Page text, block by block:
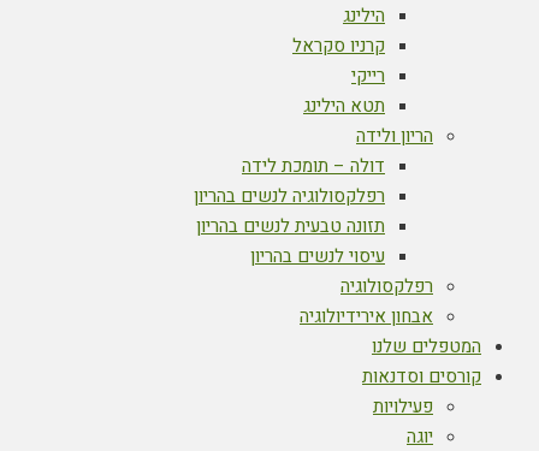
הילינג
קרניו סקראל
רייקי
תטא הילינג
הריון ולידה
דולה – תומכת לידה
רפלקסולוגיה לנשים בהריון
תזונה טבעית לנשים בהריון
עיסוי לנשים בהריון
רפלקסולוגיה
אבחון אירידיולוגיה
המטפלים שלנו
קורסים וסדנאות
פעילויות
יוגה